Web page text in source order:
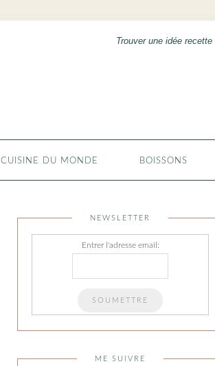
CUISINE DU MONDE BOISSONS
NEWSLETTER
Entrer l'adresse email:
ME SUIVRE